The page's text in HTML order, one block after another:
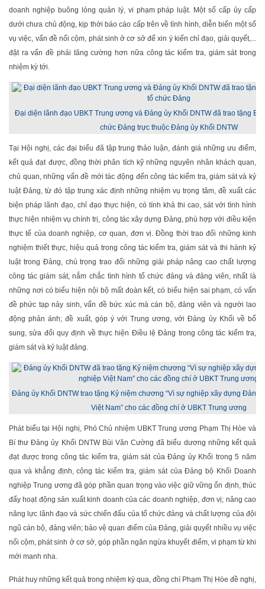
doanh nghiệp buông lỏng quản lý, vi phạm pháp luật. Một số cấp ủy cấp
dưới chưa chủ động, kịp thời báo cáo cấp trên về tình hình, diễn biến một số
vụ việc, vấn đề nổi cộm, phát sinh ở cơ sở để xin ý kiến chỉ đạo, giải quyết,...
đặt ra vấn đề phải tăng cường hơn nữa công tác kiểm tra, giám sát trong
nhiệm kỳ tới.
Đại diện lãnh đạo UBKT Trung ương và Đảng ủy Khối DNTW đã trao tặng
chức Đảng trực thuộc Đảng ủy Khối DNTW
Tại Hội nghị, các đại biểu đã tập trung thảo luận, đánh giá những ưu điểm,
kết quả đạt được, đồng thời phân tích kỹ những nguyên nhân khách quan,
chủ quan, những vấn đề mới tác động đến công tác kiểm tra, giám sát và kỷ
luật Đảng, từ đó tập trung xác định những nhiệm vụ trọng tâm, đề xuất các
biện pháp lãnh đạo, chỉ đạo thực hiện, có tính khả thi cao, sát với tình hình
thực hiện nhiệm vụ chính trị, công tác xây dựng Đảng, phù hợp với điều kiện
thực tế của doanh nghiệp, cơ quan, đơn vị. Đồng thời trao đổi những kinh
nghiệm thiết thực, hiệu quả trong công tác kiểm tra, giám sát và thi hành kỷ
luật trong Đảng, chú trọng trao đổi những giải pháp nâng cao chất lượng
công tác giám sát, nắm chắc tình hình tổ chức đảng và đảng viên, nhất là
những nơi có biểu hiện nội bộ mất đoàn kết, có biểu hiện sai phạm, có vấn
đề phức tạp nảy sinh, vấn đề bức xúc mà cán bộ, đảng viên và người lao
động phản ánh; đề xuất, góp ý với Trung ương, với Đảng ủy Khối về bổ
sung, sửa đổi quy định về thực hiện Điều lệ Đảng trong công tác kiểm tra,
giám sát và kỷ luật đảng.
Đảng ủy Khối DNTW trao tặng Kỷ niệm chương “Vì sự nghiệp xây dựng Đảng
Việt Nam” cho các đồng chí ở UBKT Trung ương
Phát biểu tại Hội nghị, Phó Chủ nhiệm UBKT Trung ương Phạm Thị Hòe và
Bí thư Đảng ủy Khối DNTW Bùi Văn Cường đã biểu dương những kết quả
đạt được trong công tác kiểm tra, giám sát của Đảng ủy Khối trong 5 năm
qua và khẳng định, công tác kiểm tra, giám sát của Đảng bộ Khối Doanh
nghiệp Trung ương đã góp phần quan trọng vào việc giữ vững ổn định, thúc
đẩy hoạt động sản xuất kinh doanh của các doanh nghiệp, đơn vị; nâng cao
năng lực lãnh đạo và sức chiến đấu của tổ chức đảng và chất lượng của đội
ngũ cán bộ, đảng viên; bảo vệ quan điểm của Đảng, giải quyết nhiều vụ việc
nổi cộm, phát sinh ở cơ sở, góp phần ngăn ngừa khuyết điểm, vi phạm từ khi
mới manh nha.
Phát huy những kết quả trong nhiệm kỳ qua, đồng chí Phạm Thị Hòe đề nghị,